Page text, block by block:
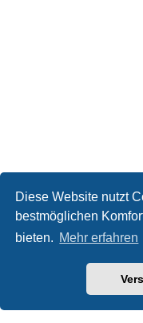
Diese Website nutzt
bestmöglichen
bieten. Mehr erfahren